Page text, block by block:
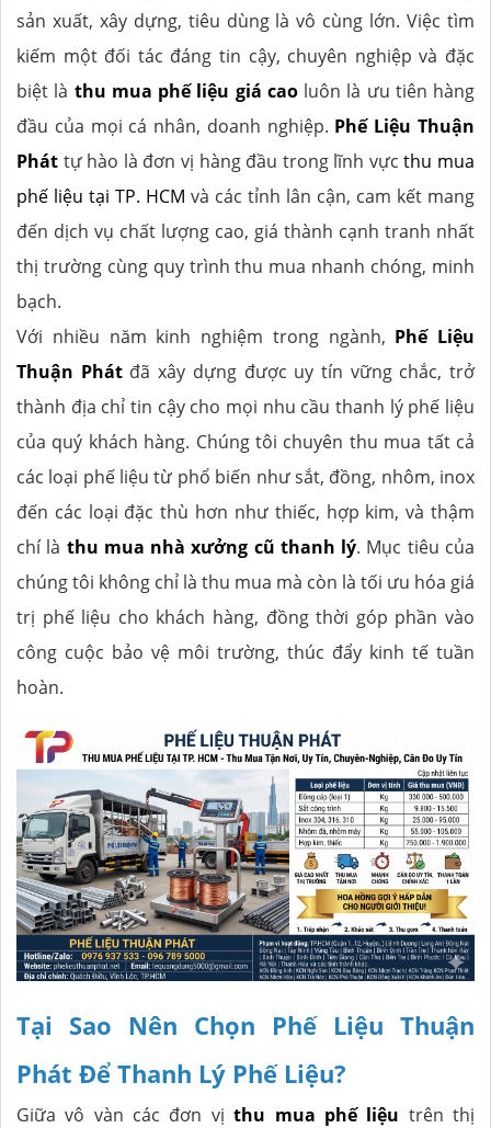
sản xuất, xây dựng, tiêu dùng là vô cùng lớn. Việc tìm
kiếm một đối tác đáng tin cậy, chuyên nghiệp và đặc
biệt là thu mua phế liệu giá caoluôn là ưu tiên hàng
đầu của mọi cá nhân, doanh nghiệp. Phế Liệu Thuận
Phát tự hào là đơn vị hàng đầu trong lĩnh vựcthu mua
phế liệu tại TP. HCM và các tỉnh lân cận, cam kết mang
đến dịch vụ chất lượng cao, giá thành cạnh tranh nhất
thị trường cùng quy trình thu mua nhanh chóng, minh
bạch.
Với nhiều năm kinh nghiệm trong ngành, Phế Liệu
Thuận Phátđã xây dựng được uy tín vững chắc, trở
thành địa chỉ tin cậy cho mọi nhu cầu thanh lý phế liệu
của quý khách hàng. Chúng tôi chuyên thu mua tất cả
các loại phế liệu từ phổ biến như sắt, đồng, nhôm, inox
đến các loại đặc thù hơn như thiếc, hợp kim, và thậm
chí là thu mua nhà xưởng cũ thanh lý. Mục tiêu của
chúng tôi không chỉ là thu mua mà còn là tối ưu hóa giá
trị phế liệu cho khách hàng, đồng thời góp phần vào
công cuộc bảo vệ môi trường, thúc đẩy kinh tế tuần
hoàn.
Tại Sao Nên Chọn Phế Liệu Thuận
Phát Để Thanh Lý Phế Liệu?
Giữa vô vàn các đơn vịthu mua phế liệu trên thị